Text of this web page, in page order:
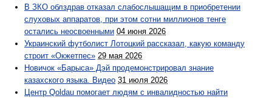
В ЗКО облздрав отказал слабослышащим в приобретении
слуховых аппаратов, при этом сотни миллионов тенге
остались неосвоенными 04 июня 2026
Украинский футболист Лотоцкий рассказал, какую команду
строит «Окжетпес» 29 мая 2026
Новичок «Барыса» Дэй продемонстрировал знание
казахского языка. Видео 31 июля 2026
Центр Qoldau помогает людям с инвалидностью найти